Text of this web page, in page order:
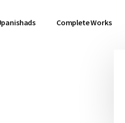
Complete Works